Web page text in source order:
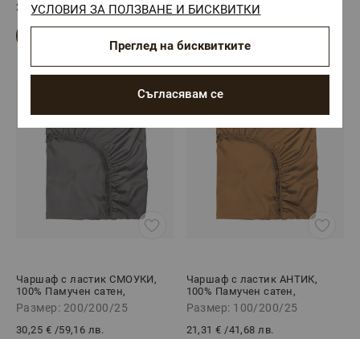
21,31 €/41,68 лв. 24,32 €/47,57 лв.
Чаршаф с ластик СМОУКИ,
100% Памучен сатен,
200/200/25 см
Размер: 200/200/25
30,25 € /59,16 лв.
Чаршаф с ластик АНТИК,
100% Памучен сатен,
100/200/25 см
Размер: 100/200/25
21,31 € /41,68 лв.
УСЛОВИЯ ЗА ПОЛЗВАНЕ И БИСКВИТКИ
Съгласявам се
Преглед на бисквитките